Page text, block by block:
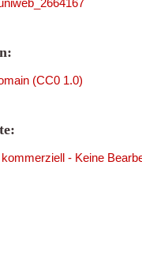
(CC0 1.0)
- Keine